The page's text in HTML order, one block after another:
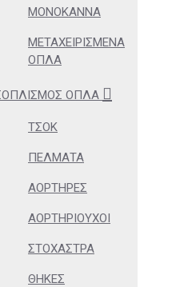
ΜΟΝΌΚΑΝΝΑ
ΜΕΤΑΧΕΙΡΙΣΜΈΝΑ
ΌΠΛΑ
ΌΠΛΑ
ΤΣΟΚ
ΠΈΛΜΑΤΑ
ΑΟΡΤΉΡΕΣ
ΑΟΡΤΗΡΙΟΎΧΟΙ
ΣΤΌΧΑΣΤΡΑ
ΘΉΚΕΣ